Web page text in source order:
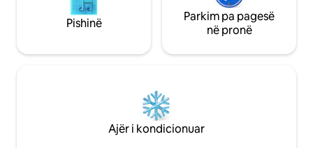
doskonały wybór dla rodzin z dziećmi lub
grupy przyjaciół, którzy chcą spędzić
zachowując prywatność i spokój. Układ i
sypialnie (1 z łóżkiem podwójnym, 1 z
dwoma pojedynczymi) * rozkładana sofa
w salonie * 2 łazienki z prysznicami * duży
taras z bezpośrednim wyjściem na
Pishinë
Parkim pa pagesë
në pronë
Ajër i kondicionuar